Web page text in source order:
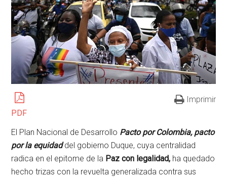
PDF
Imprimir
El Plan Nacional de Desarrollo Pacto por Colombia, pacto
por la equidaddel gobierno Duque, cuya centralidad
radica en el epitome de la Paz con legalidad, ha quedado
hecho trizas con la revuelta generalizada contra sus